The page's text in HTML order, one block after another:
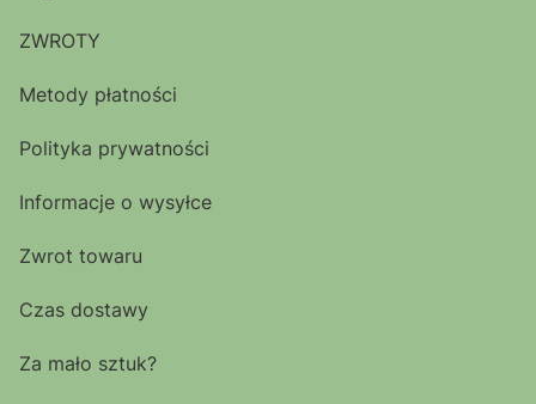
ZWROTY
Metody płatności
Polityka prywatności
Informacje o wysyłce
Zwrot towaru
Czas dostawy
Za mało sztuk?